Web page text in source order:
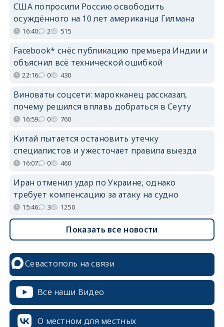
США попросили Россию освободить
осуждённого на 10 лет американца Гилмана
16:40 2 515
Facebook* снёс публикацию премьера Индии и
объяснил всё технической ошибкой
22:16 0 430
Виноваты соцсети: марокканец рассказал,
почему решился вплавь добраться в Сеуту
16:59 0 760
Китай пытается остановить утечку
специалистов и ужесточает правила выезда
16:07 0 460
Иран отменил удар по Украине, однако
требует компенсацию за атаку на судно
15:46 3 1250
Показать все новости
Севастополь на связи
Все наши Видео
О местном для местных